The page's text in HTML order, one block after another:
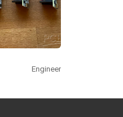
Engineer